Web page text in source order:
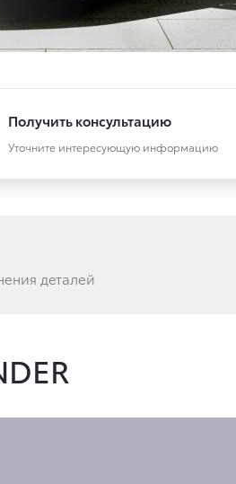
Получить консультацию
Уточните интересующую информацию
деталей